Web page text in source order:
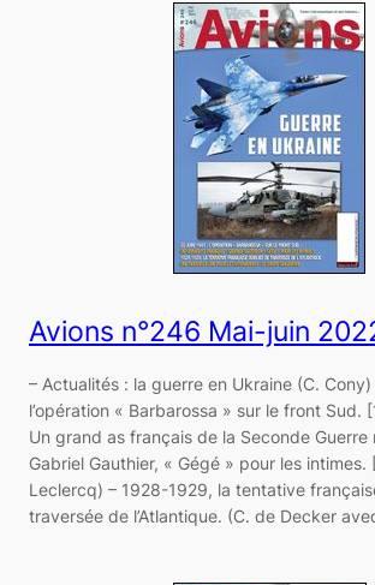
Avions n°246 Mai-juin
– Actualités : la guerre en Ukraine (C. Cony)
l’opération « Barbarossa » sur le front Sud.
Un grand as français de la Seconde Guerre
Gabriel Gauthier, « Gégé » pour les
Leclercq) – 1928-1929, la tentative
traversée de l’Atlantique. (C. de Decker